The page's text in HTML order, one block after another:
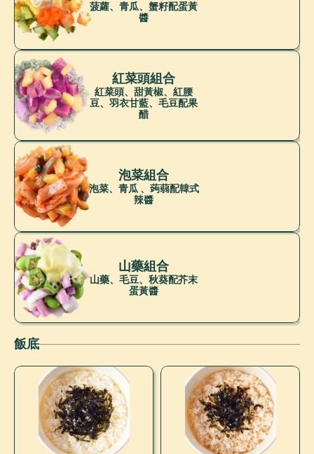
菠蘿、青瓜、蟹籽配蛋黃
醬
紅菜頭組合
紅菜頭、甜黃椒、紅腰
豆、羽衣甘藍、毛豆配果
醋
泡菜組合
泡菜、青瓜 、蒟蒻配韓式
辣醬
山藥組合
山藥、毛豆、秋葵配芥末
蛋黃醬
飯底